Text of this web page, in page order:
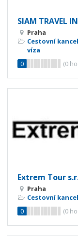
SIAM TRAVEL
Praha
Cestovní
víza
0
(0
Extrem Tour
Praha
Cestovní
0
(0